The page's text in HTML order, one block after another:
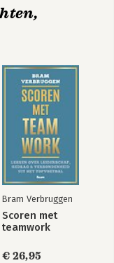
Bram Verbruggen
Scoren met
teamwork
€ 26,95